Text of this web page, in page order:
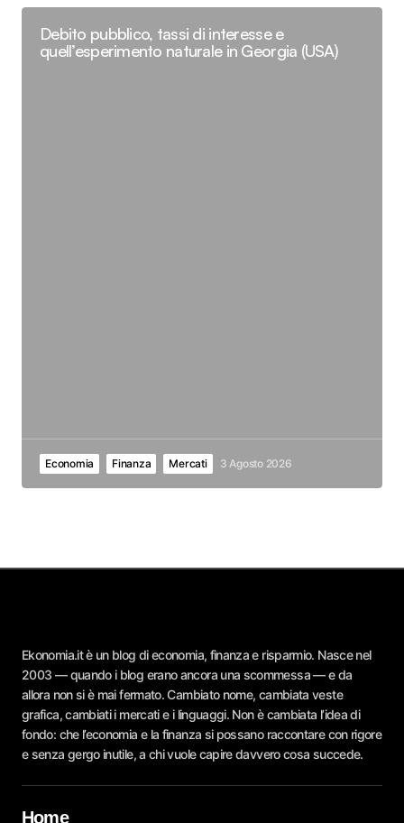
Debito pubblico, tassi di interesse e
quell’esperimento naturale in Georgia (USA)
Economia Finanza Mercati 3 Agosto 2026
Ekonomia.it è un blog di economia, finanza e risparmio. Nasce nel
2003 — quando i blog erano ancora una scommessa — e da
allora non si è mai fermato. Cambiato nome, cambiata veste
grafica, cambiati i mercati e i linguaggi. Non è cambiata l’idea di
fondo: che l’economia e la finanza si possano raccontare con rigore
e senza gergo inutile, a chi vuole capire davvero cosa succede.
Home